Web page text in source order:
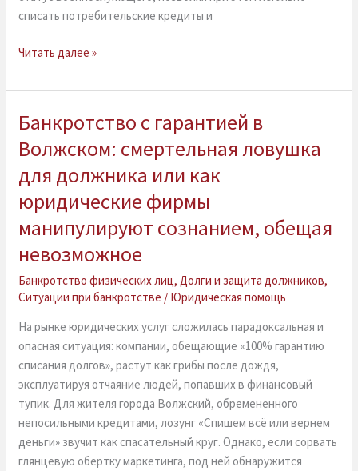
списать потребительские кредиты и
без
риска
службы
Читать далее »
Банкротство с гарантией в
Волжском: смертельная ловушка
для должника или как
юридические фирмы
манипулируют сознанием, обещая
невозможное
Банкротство физических лиц, Долги и защита должников,
Ситуации при банкротстве / Юридическая помощь
На рынке юридических услуг сложилась парадоксальная и
опасная ситуация: компании, обещающие «100% гарантию
списания долгов», растут как грибы после дождя,
эксплуатируя отчаяние людей, попавших в финансовый
тупик. Для жителя города Волжский, обремененного
непосильными кредитами, лозунг «Спишем всё или вернем
деньги» звучит как спасательный круг. Однако, если сорвать
глянцевую обертку маркетинга, под ней обнаружится
Банкротство
гарантией
в
смертельная
ловушка
для
или
юридические
фирмы
манипулируют
сознанием,
обещая
невозможное